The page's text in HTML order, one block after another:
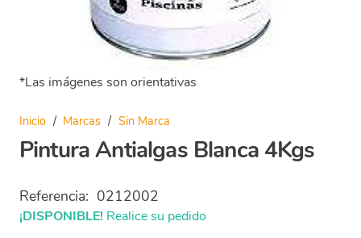
*Las imágenes son orientativas
Inicio / Marcas / Sin Marca
Pintura Antialgas Blanca 4Kgs
Referencia: 0212002
¡DISPONIBLE! Realice su pedido